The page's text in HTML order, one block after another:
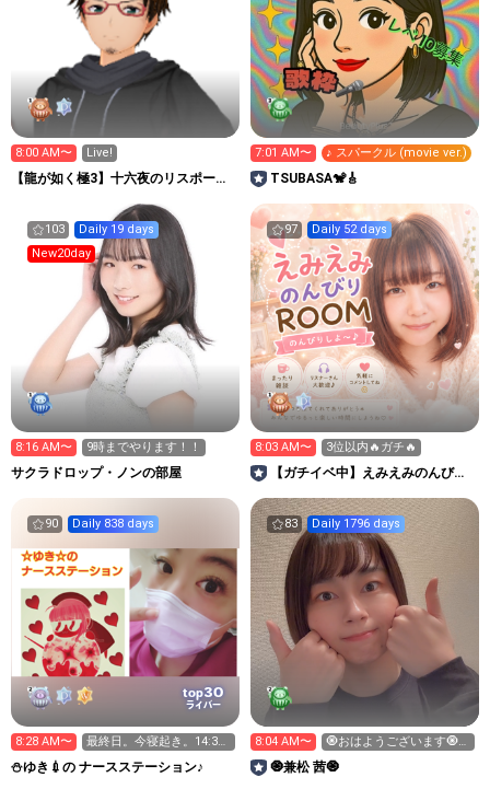
8:00 AM〜 Live!
【龍が如く極3】十六夜のリスポーン
7:01 AM〜 ♪ スパークル (movie ver.)
TSUBASA🐒🎸
103
Daily 19 days
New20day
8:16 AM〜 9時までやります！！
サクラドロップ・ノンの部屋
97 Daily 52 days
8:03 AM〜 3位以内🔥ガチ🔥
【ガチイベ中】えみえみのんびり
90 Daily 838 days
top30
ライバー
8:28 AM〜
最終日。今寝起き。14:30
と21:30コソコソ
⛄ゆき💉の ナースステーション♪
83 Daily 1796 days
8:04 AM〜
🧿おはようございます🧿
8:45まで
🧿兼松 茜🧿